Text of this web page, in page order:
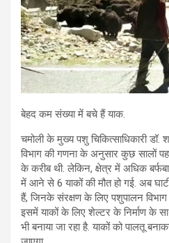
बेहद कम संख्या में बचे हैं याक.
चमोली के मुख्य पशु चिकित्साधिकारी डॉ.
विभाग की गणना के अनुसार कुछ सालों
के करीब थी. लेकिन, क्षेत्र में अधिक
में आने से 6 याकों की मौत हो गई. अब
हैं, जिनके संरक्षण के लिए पशुपालन विभाग
इसमें याकों के लिए शेल्टर के निर्माण के
भी बनाया जा रहा है. याकों को पालतू